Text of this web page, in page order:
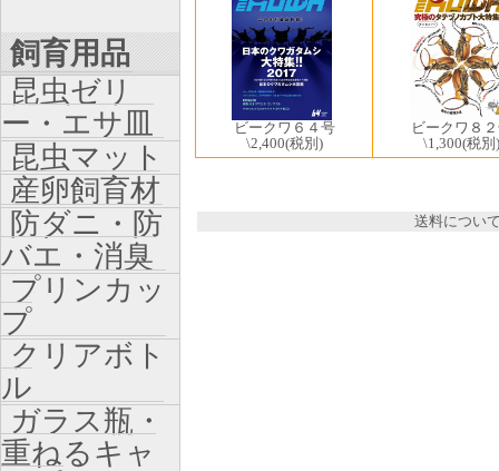
ビークワ６４号
\2,400(税別)
ビークワ８
\1,300(税別)
送料につい
飼育用品
昆虫ゼリ
ー・エサ皿
昆虫マット
産卵飼育材
防ダニ・防
バエ・消臭
プリンカッ
プ
クリアボト
ル
ガラス瓶・
重ねるキャ